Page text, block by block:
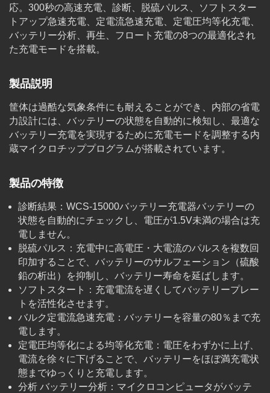
応。300秒の高速充電、診断、脱硫パルス、ソフトスター
トアップ急速充電、定電流急速充電、定電圧均等化充電、
バッテリー分析、再生、フロート充電の8つの最適化され
た充電モードを搭載。
製品説明
筐体は過酷な気象条件にも耐えることができ、内部の省電
力設計には、バッテリーの状態を自動的に検知し、最適な
バッテリー充電を実現するために充電モードを調整する内
蔵マイクロチッププログラムが搭載されています。
製品の特徴
診断結果：WCS-15000バッテリー充電器バッテリーの
状態を自動的にチェックし、電圧が1.5V未満の場合は充
電しません。
脱硫パルス：充電中に高電圧・大電流のパルスを複数回
印加することで、バッテリーのサルフェーション（硫酸
鉛の析出）を抑制し、バッテリー寿命を延ばします。
ソフトスタート：充電電流を遅くしてバッテリープレー
トを活性化させます。
バルク定電流急速充電：バッテリーを容量の80％まで充
電します。
定電圧均等化による均等化充電：電圧をわずかに上げ、
電流を徐々に下げることで、バッテリーをほぼ満充電状
態までゆっくりと充電します。
分析 バッテリー分析：マイクロコンピュータがバッテ